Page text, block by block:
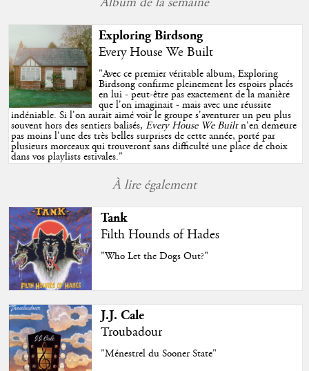
Exploring Birdsong
Every House We Built
"Avec ce premier véritable album, Exploring
Birdsong confirme pleinement les espoirs placés
en lui - peut-être pas exactement de la manière
que l'on imaginait - mais avec une réussite
indéniable. Si l'on aurait aimé voir le groupe s'aventurer un peu plus
souvent hors des sentiers balisés,Every House We Builtn'en demeure
pas moins l'une des très belles surprises de cette année, porté par
plusieurs morceaux qui trouveront sans difficulté une place de choix
dans vos playlists estivales."
À lire également
Tank
Filth Hounds of Hades
"Who Let the Dogs Out?"
J.J. Cale
Troubadour
"Ménestrel du Sooner State"